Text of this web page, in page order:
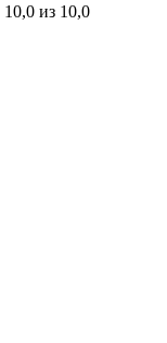
10,0 из 10,0